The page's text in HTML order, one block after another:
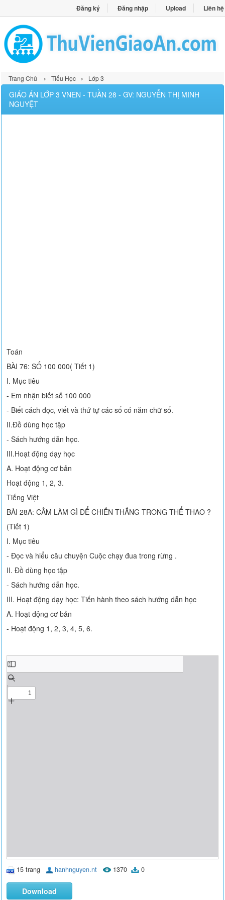
Đăng ký Đăng nhập Upload Liên hệ
Trang Chủ › Tiểu Học › Lớp 3
GIÁO ÁN LỚP 3 VNEN - TUẦN 28 - GV: NGUYỄN THỊ MINH
NGUYỆT
Toán
BÀI 76: SỐ 100 000( Tiết 1)
I. Mục tiêu
- Em nhận biết số 100 000
- Biết cách đọc, viết và thứ tự các số có năm chữ số.
II.Đồ dùng học tập
- Sách hướng dẫn học.
III.Hoạt động dạy học
A. Hoạt động cơ bản
Hoạt động 1, 2, 3.
Tiếng Việt
BÀI 28A: CẦM LÀM GÌ ĐỂ CHIẾN THẮNG TRONG THỂ THAO ?
(Tiết 1)
I. Mục tiêu
- Đọc và hiểu câu chuyện Cuộc chạy đua trong rừng .
II. Đồ dùng học tập
- Sách hướng dẫn học.
III. Hoạt động dạy học: Tiến hành theo sách hướng dẫn học
A. Hoạt động cơ bản
- Hoạt động 1, 2, 3, 4, 5, 6.
15 trang hanhnguyen.nt 1370 0
Download